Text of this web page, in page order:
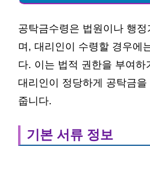
공탁금수령은 법원이나 행
며, 대리인이 수령할 경우에
다. 이는 법적 권한을 부여하
대리인이 정당하게 공탁금
줍니다.
기본 서류 정보